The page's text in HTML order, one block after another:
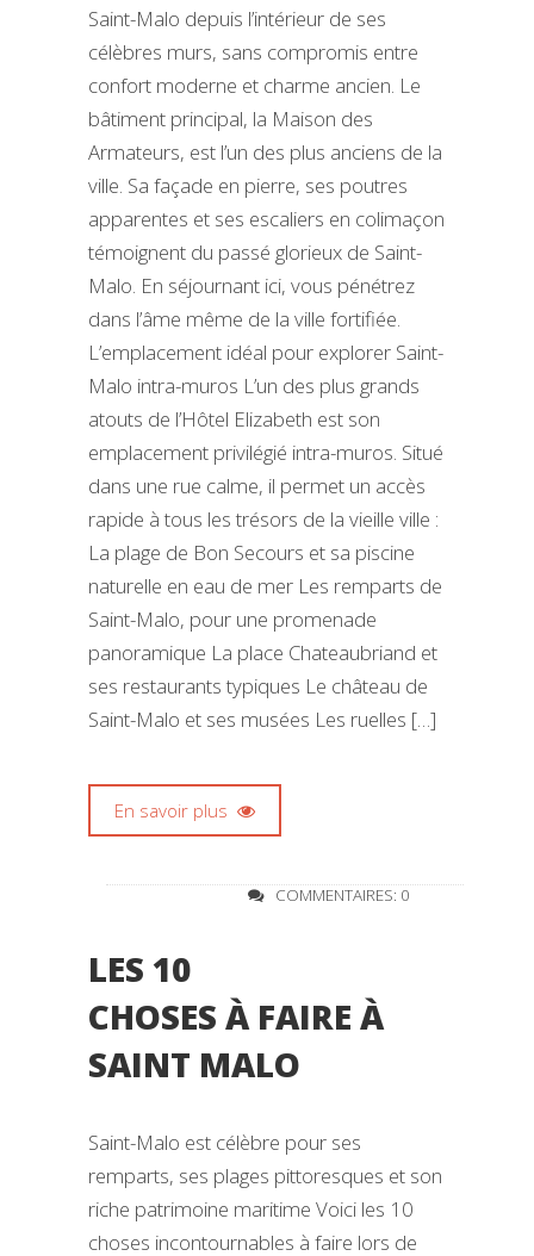
Saint-Malo depuis l’intérieur de ses
célèbres murs, sans compromis entre
confort moderne et charme ancien. Le
bâtiment principal, la Maison des
Armateurs, est l’un des plus anciens de la
ville. Sa façade en pierre, ses poutres
apparentes et ses escaliers en colimaçon
témoignent du passé glorieux de Saint-
Malo. En séjournant ici, vous pénétrez
dans l’âme même de la ville fortifiée.
L’emplacement idéal pour explorer Saint-
Malo intra-muros L’un des plus grands
atouts de l’Hôtel Elizabeth est son
emplacement privilégié intra-muros. Situé
dans une rue calme, il permet un accès
rapide à tous les trésors de la vieille ville :
La plage de Bon Secours et sa piscine
naturelle en eau de mer Les remparts de
Saint-Malo, pour une promenade
panoramique La place Chateaubriand et
ses restaurants typiques Le château de
Saint-Malo et ses musées Les ruelles […]
En savoir plus
COMMENTAIRES: 0
LES 10
CHOSES À FAIRE À
SAINT MALO
Saint-Malo est célèbre pour ses
remparts, ses plages pittoresques et son
riche patrimoine maritime Voici les 10
choses incontournables à faire lors de